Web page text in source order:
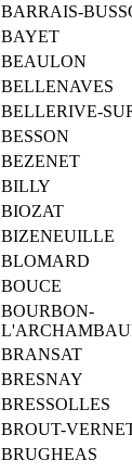
BARRAIS-
BAYET
BEAULON
BELLENAVES
BELLERIVE-
BESSON
BEZENET
BILLY
BIOZAT
BIZENEUILLE
BLOMARD
BOUCE
BOURBON-
BRANSAT
BRESNAY
BRESSOLLES
BROUT-
BRUGHEAS